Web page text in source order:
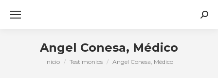
Angel Conesa, Médico
Estás aquí:
Inicio Testimonios Angel Conesa, Médico